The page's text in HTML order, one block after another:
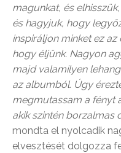
magunkat, és
és hagyjuk, hogy
inspiráljon minket ez az
hogy éljünk. Nagyon
majd valamilyen
az albumból. Úgy
megmutassam a fényt
akik szintén borzalmas
mondta el nyolcadik
elvesztését dolgozza